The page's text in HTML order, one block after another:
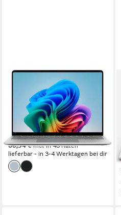
Surface 8 13,8" Notebook
13,8 Zoll Bildschirmdiagonale
Qualcomm Snapdragon™ Prozessor
Adreno
Grafikkarte
2.099,00 €
60,94 €mtl. in 48 Raten
lieferbar - in 3-4 Werktagen bei dir